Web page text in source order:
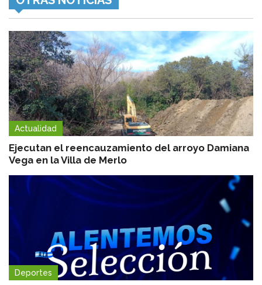
Actualidad
Ejecutan el reencauzamiento del arroyo Damiana
Vega en la Villa de Merlo
Deportes